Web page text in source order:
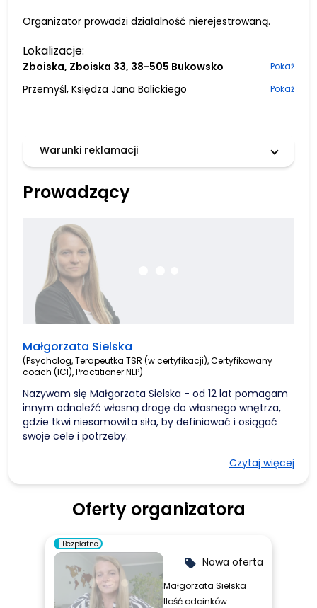
Organizator prowadzi działalność nierejestrowaną.
Lokalizacje:
Zboiska, Zboiska 33, 38-505 Bukowsko Pokaż
Przemyśl, Księdza Jana Balickiego Pokaż
Warunki reklamacji
Prowadzący
Małgorzata Sielska
(Psycholog, Terapeutka TSR (w certyfikacji), Certyfikowany
coach (ICI), Practitioner NLP)
Nazywam się Małgorzata Sielska - od 12 lat pomagam
innym odnaleźć własną drogę do własnego wnętrza,
gdzie tkwi niesamowita siła, by definiować i osiągać
swoje cele i potrzeby.
Jestem psychologiem, certyfikowanym coachem
w procesie certyfikacji.
Mam za sobą zrealizowanych ponad 500 godzin
spotkań grupowych i ok 700 godzin spotkań
indywidulanych z zakresu life coachingu, job
coachingu. Pracowałam z osobami indywidualnymi i z
organizacjami pozarządowymi, ale także z jednostkami
Czytaj więcej
Oferty organizatora
Bezpłatne
local_offer Nowa oferta
Małgorzata Sielska
Ilość odcinków: